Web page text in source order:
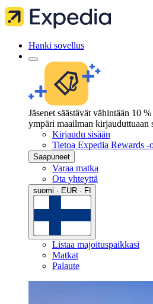
Hanki sovellus
Jäsenet säästävät vähintään 10
ympäri maailman kirjauduttuaan
Kirjaudu sisään
Tietoa Expedia Rewards -
Saapuneet
Varaa matka
Ota yhteyttä
suomi · EUR · FI
Listaa majoituspaikkasi
Matkat
Palaute